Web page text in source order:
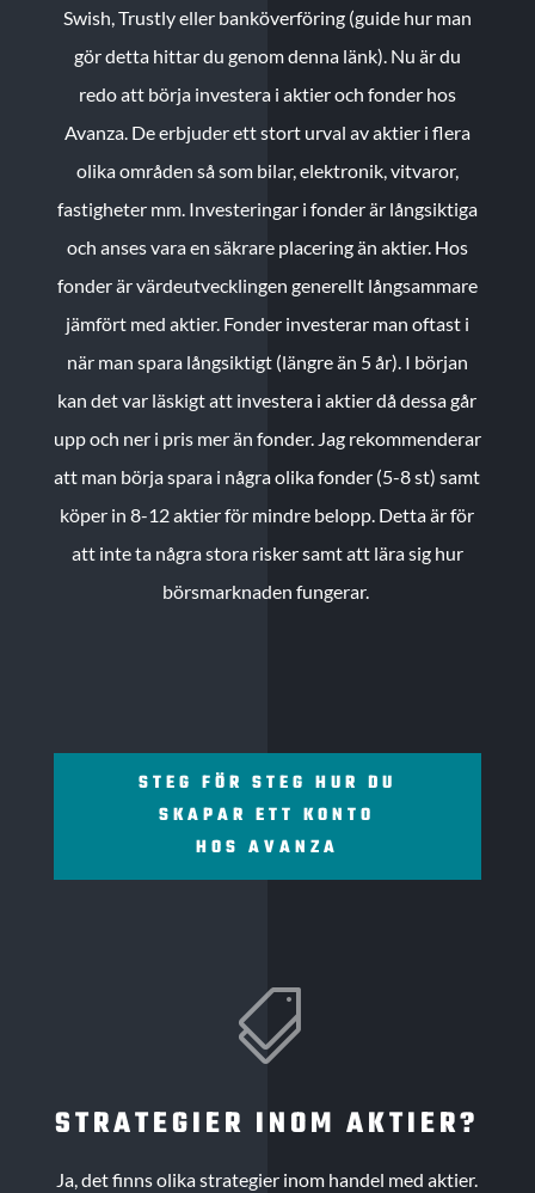
Swish, Trustly eller banköverföring (guide hur man
gör detta hittar du genom denna länk). Nu är du
redo att börja investera i aktier och fonder hos
Avanza. De erbjuder ett stort urval av aktier i flera
olika områden så som bilar, elektronik, vitvaror,
fastigheter mm. Investeringar i fonder är långsiktiga
och anses vara en säkrare placering än aktier. Hos
fonder är värdeutvecklingen generellt långsammare
jämfört med aktier. Fonder investerar man oftast i
när man spara långsiktigt (längre än 5 år). I början
kan det var läskigt att investera i aktier då dessa går
upp och ner i pris mer än fonder. Jag rekommenderar
att man börja spara i några olika fonder (5-8 st) samt
köper in 8-12 aktier för mindre belopp. Detta är för
att inte ta några stora risker samt att lära sig hur
börsmarknaden fungerar.
STEG FÖR STEG HUR DU
SKAPAR ETT KONTO
HOS AVANZA

STRATEGIER INOM AKTIER?
Ja, det finns olika strategier inom handel med aktier.